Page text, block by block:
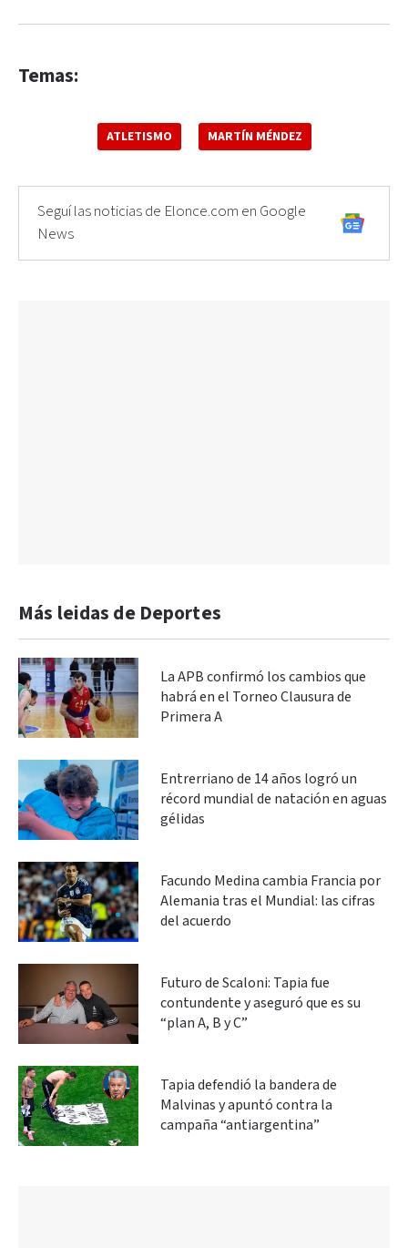
Temas:
ATLETISMO MARTÍN MÉNDEZ
Seguí las noticias de Elonce.com en Google
News
Más leidas de Deportes
La APB confirmó los cambios que
habrá en el Torneo Clausura de
Primera A
Entrerriano de 14 años logró un
récord mundial de natación en aguas
gélidas
Facundo Medina cambia Francia por
Alemania tras el Mundial: las cifras
del acuerdo
Futuro de Scaloni: Tapia fue
contundente y aseguró que es su
“plan A, B y C”
Tapia defendió la bandera de
Malvinas y apuntó contra la
campaña “antiargentina”